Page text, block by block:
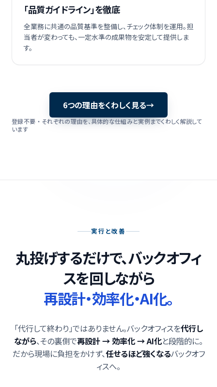
「品質ガイドライン」を徹底
全業務に共通の品質基準を整備し、チェック体制を運用。担
当者が変わっても、一定水準の成果物を安定して提供しま
す。
6つの理由をくわしく見る→
登録不要 ・ それぞれの理由を、具体的な仕組みと実例までくわしく解説して
います
実行と改善
丸投げするだけで、バックオフィ
スを回しながら
再設計・効率化・AI化。
「代行して終わり」ではありません。バックオフィスを代行し
ながら、その裏側で再設計 → 効率化 → AI化と段階的に。
だから現場に負担をかけず、任せるほど強くなるバックオフ
ィスへ。